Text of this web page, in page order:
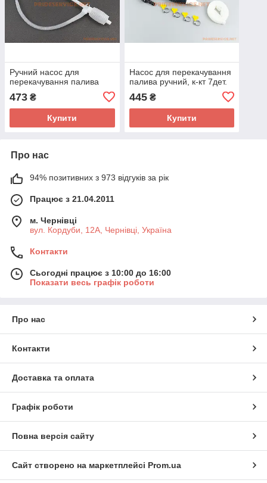
Ручний насос для
перекачування палива
473 ₴
Купити
Насос для перекачування
палива ручний, к-кт 7дет.
445₴
Купити
Про нас
94% позитивних з 973 відгуків за рік
Працює з 21.04.2011
м. Чернівці
вул. Кордуби, 12А, Чернівці, Україна
Контакти
Сьогодні працює з 10:00 до 16:00
Показати весь графік роботи
Про нас
Контакти
Доставка та оплата
Графік роботи
Повна версія сайту
Сайт створено на маркетплейсі Prom.ua